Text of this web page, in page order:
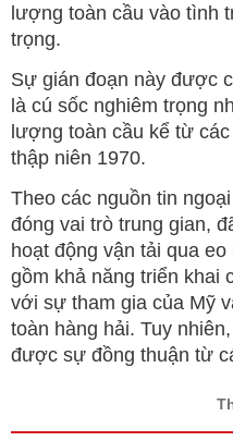
lượng toàn cầu vào tình
trọng.
Sự gián đoạn này được
là cú sốc nghiêm trọng
lượng toàn cầu kể từ
thập niên 1970.
Theo các nguồn tin
đóng vai trò trung gian,
hoạt động vận tải qua
gồm khả năng triển khai
với sự tham gia của Mỹ
toàn hàng hải. Tuy
được sự đồng thuận từ